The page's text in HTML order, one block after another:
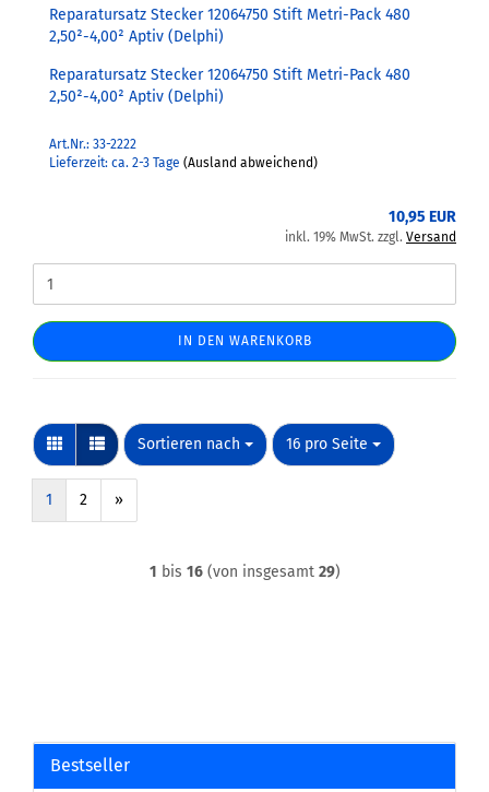
Reparatursatz Stecker 12064750 Stift Metri-Pack 480
2,50²-4,00² Aptiv (Delphi)
Reparatursatz Stecker 12064750 Stift Metri-Pack 480
2,50²-4,00² Aptiv (Delphi)
Art.Nr.: 33-2222
Lieferzeit: ca. 2-3 Tage (Ausland abweichend)
10,95 EUR
inkl. 19% MwSt. zzgl. Versand
IN DEN WARENKORB
Sortieren nach
Sortieren nach 16 pro Seite
pro Seite
1 2 »
1 bis 16(von insgesamt 29)
Bestseller